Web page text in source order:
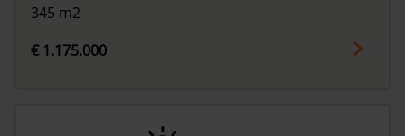
345 m2
€ 1.175.000